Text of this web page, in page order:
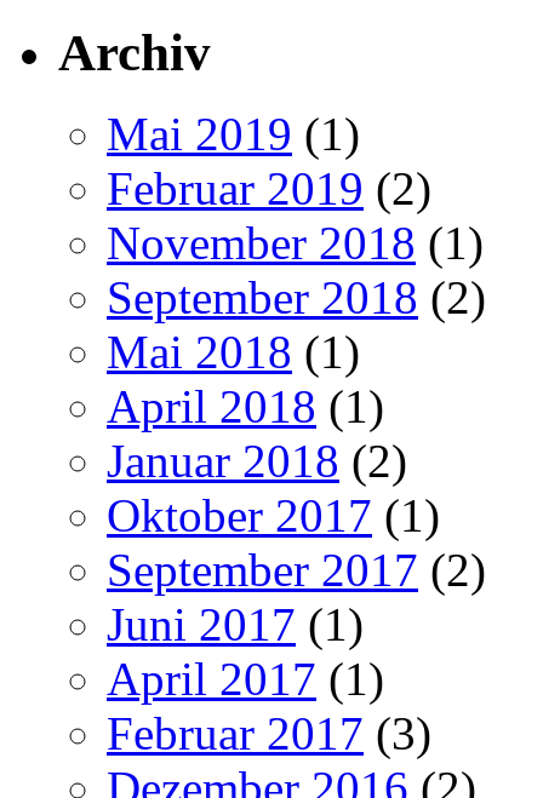
Archiv
Mai 2019 (1)
Februar 2019 (2)
November 2018 (1)
September 2018 (2)
Mai 2018 (1)
April 2018 (1)
Januar 2018 (2)
Oktober 2017 (1)
September 2017 (2)
Juni 2017 (1)
April 2017 (1)
Februar 2017 (3)